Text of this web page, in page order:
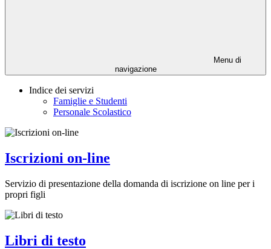
Menu di
navigazione
Indice dei servizi
Famiglie e Studenti
Personale Scolastico
Iscrizioni on-line
Servizio di presentazione della domanda di iscrizione on line per i
propri figli
Libri di testo